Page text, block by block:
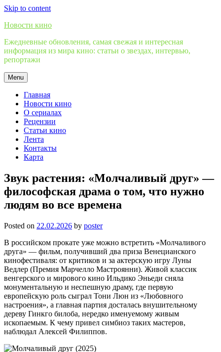
Skip to content
Новости кино
Ежедневные обновления, самая свежая и интересная
информация из мира кино: статьи о звездах, интервью,
репортажи
Menu
Главная
Новости кино
О сериалах
Рецензии
Статьи кино
Лента
Контакты
Карта
Звук растения: «Молчаливый друг» —
философская драма о том, что нужно
людям во все времена
Posted on 22.02.2026 by poster
В российском прокате уже можно встретить «Молчаливого
друга» — фильм, получивший два приза Венецианского
кинофестиваля: от критиков и за актерскую игру Луны
Ведлер (Премия Марчелло Мастроянни). Живой классик
венгерского и мирового кино Ильдико Эньеди сняла
монументальную и неспешную драму, где первую
европейскую роль сыграл Тони Люн из «Любовного
настроения», а главная партия досталась внушительному
дереву Гинкго билоба, нередко именуемому живым
ископаемым. К чему привел симбиоз таких мастеров,
наблюдал Алексей Филиппов.